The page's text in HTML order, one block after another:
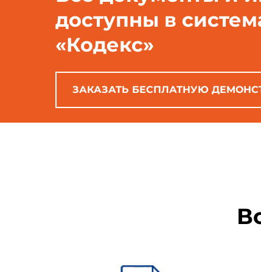
ГОСТ 12.4.011-89
классификация
доступны в
«Кодекс»
ЗАКАЗАТЬ БЕСПЛАТНУЮ